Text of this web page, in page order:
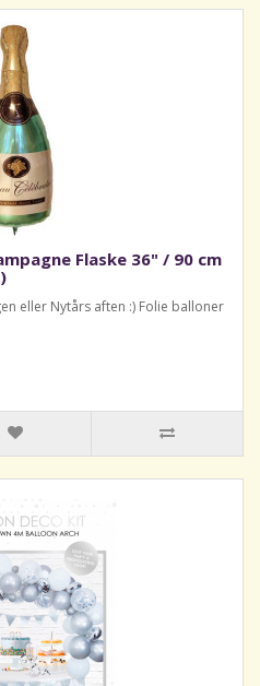
Flaske 36" / 90 cm
eller Nytårs aften :) Folie balloner